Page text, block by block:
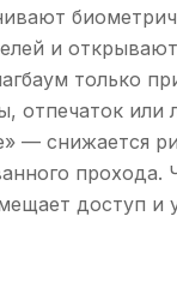
и
только
отпечаток или
— снижается
прохода.
доступ и